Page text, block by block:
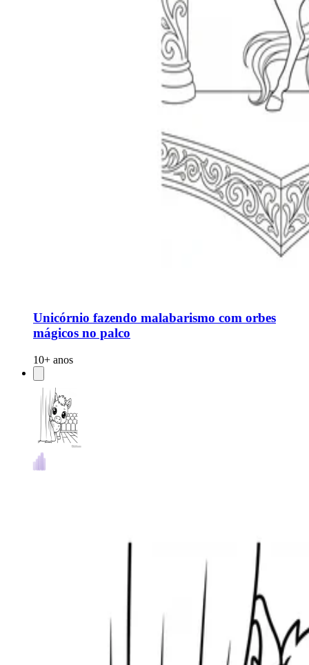
Unicórnio fazendo malabarismo com orbes
mágicos no palco
10+ anos